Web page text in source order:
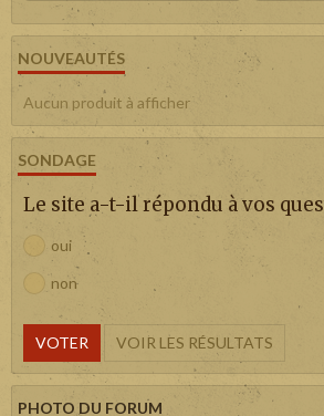
NOUVEAUTÉS
Aucun produit à afficher
SONDAGE
Le site a-t-il répondu à vos
oui
non
VOTER VOIR LES RÉSULTATS
PHOTO DU FORUM